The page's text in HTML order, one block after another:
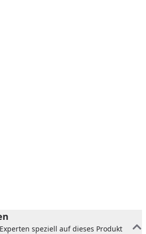
speziell auf dieses Produkt